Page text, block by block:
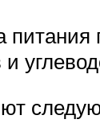
питания